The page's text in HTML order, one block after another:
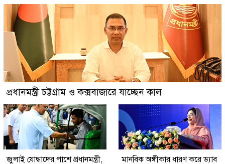
প্রধানমন্ত্রী চট্টগ্রাম ও কক্সবাজারে যাচ্ছেন কাল
জুলাই যোদ্ধাদের পাশে প্রধানমন্ত্রী,
মানবিক অঙ্গীকার ধারণ করে ড্যাব